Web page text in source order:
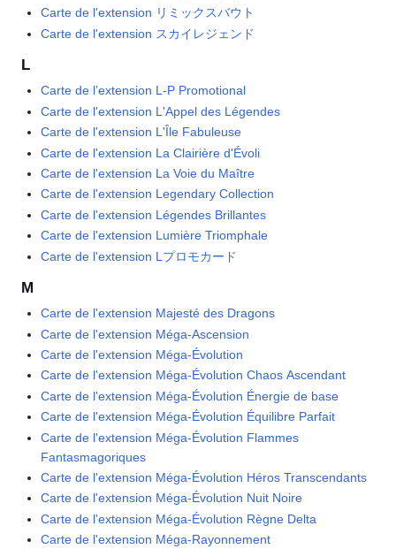
Carte de l'extension リミックスバウト
Carte de l'extension スカイレジェンド
L
Carte de l’extension L-P Promotional
Carte de l'extension L'Appel des Légendes
Carte de l'extension L'Île Fabuleuse
Carte de l'extension La Clairière d'Évoli
Carte de l'extension La Voie du Maître
Carte de l'extension Legendary Collection
Carte de l'extension Légendes Brillantes
Carte de l'extension Lumière Triomphale
Carte de l'extension Lプロモカード
M
Carte de l'extension Majesté des Dragons
Carte de l'extension Méga-Ascension
Carte de l'extension Méga-Évolution
Carte de l'extension Méga-Évolution Chaos Ascendant
Carte de l'extension Méga-Évolution Énergie de base
Carte de l'extension Méga-Évolution Équilibre Parfait
Carte de l'extension Méga-Évolution Flammes
Fantasmagoriques
Carte de l'extension Méga-Évolution Héros Transcendants
Carte de l'extension Méga-Évolution Nuit Noire
Carte de l'extension Méga-Évolution Règne Delta
Carte de l'extension Méga-Rayonnement